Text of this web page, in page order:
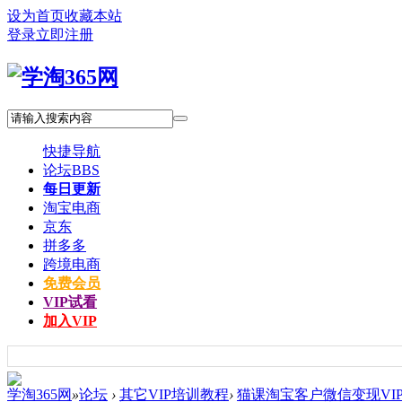
设为首页收藏本站
登录立即注册
快捷导航
论坛BBS
每日更新
淘宝电商
京东
拼多多
跨境电商
免费会员
VIP试看
加入VIP
学淘365网 »论坛 › 其它VIP培训教程› 猫课淘宝客户微信变现